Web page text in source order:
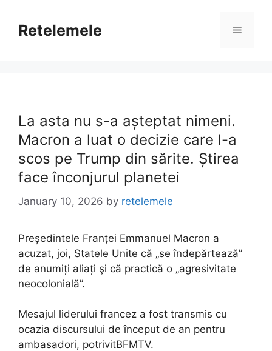
contentRetelemele Menu
La asta nu s-a așteptat nimeni.
Macron a luat o decizie care l-a
scos pe Trump din sărite. Știrea
face înconjurul planetei
January 10, 2026 by retelemele
Președintele Franței Emmanuel Macron a
acuzat, joi, Statele Unite că „se îndepărtează”
de anumiți aliați şi că practică o „agresivitate
neocolonială”.
Mesajul liderului francez a fost transmis cu
ocazia discursului de început de an pentru
ambasadori, potrivitBFMTV.